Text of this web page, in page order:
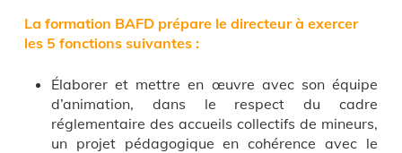
La formation BAFD prépare le directeur à exercer
les 5 fonctions suivantes :
Élaborer et mettre en œuvre avec son équipe
d’animation, dans le respect du cadre
réglementaire des accueils collectifs de mineurs,
un projet pédagogique en cohérence avec le